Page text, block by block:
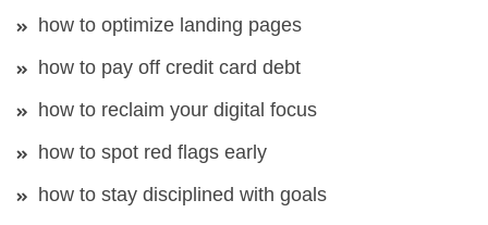
how to optimize landing pages
how to pay off credit card debt
how to reclaim your digital focus
how to spot red flags early
how to stay disciplined with goals